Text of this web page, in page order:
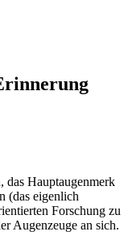
das Hauptaugenmerk
(das eigenlich
Forschung zu
Augenzeuge an sich.